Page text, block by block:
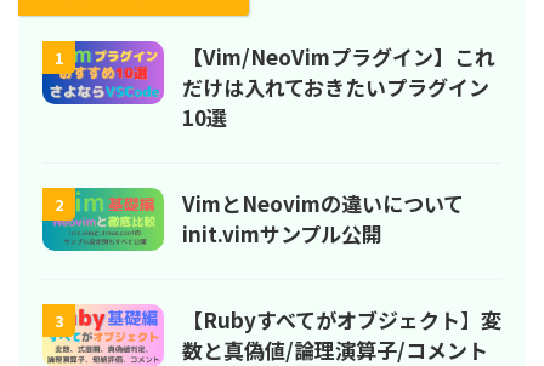
1
【Vim/NeoVimプラグイン】これ
だけは入れておきたいプラグイン
10選
2
VimとNeovimの違いについて
init.vimサンプル公開
3
【Rubyすべてがオブジェクト】変
数と真偽値/論理演算子/コメント